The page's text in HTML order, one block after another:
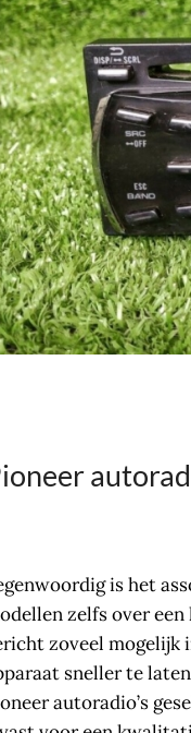
is het
zelfs over
zoveel mogelijk
sneller te
autoradio’s